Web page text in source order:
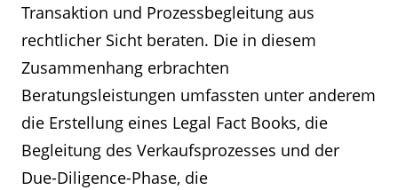
Transaktion und Prozessbegleitung aus
rechtlicher Sicht beraten. Die in diesem
Zusammenhang erbrachten
Beratungsleistungen umfassten unter anderem
die Erstellung eines Legal Fact Books, die
Begleitung des Verkaufsprozesses und der
Due-Diligence-Phase, die